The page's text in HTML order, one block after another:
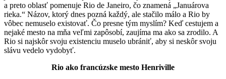
a preto oblasť pomenuje Rio de Janeiro, čo znamená „Januárova
rieka.“ Názov, ktorý dnes pozná každý, ale stačilo málo a Rio by
vôbec nemuselo existovať. Čo presne tým myslím? Keď cestujem a
nejaké mesto na mňa veľmi zapôsobí, zaujíma ma ako sa zrodilo. A
Rio si najskôr svoju existenciu muselo ubrániť, aby si neskôr svoju
slávu vedelo vydobyť.
Rio ako francúzske mesto Henriville